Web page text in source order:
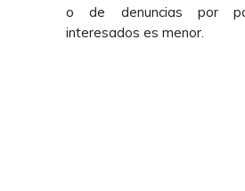
o de denuncias por
interesados es menor.